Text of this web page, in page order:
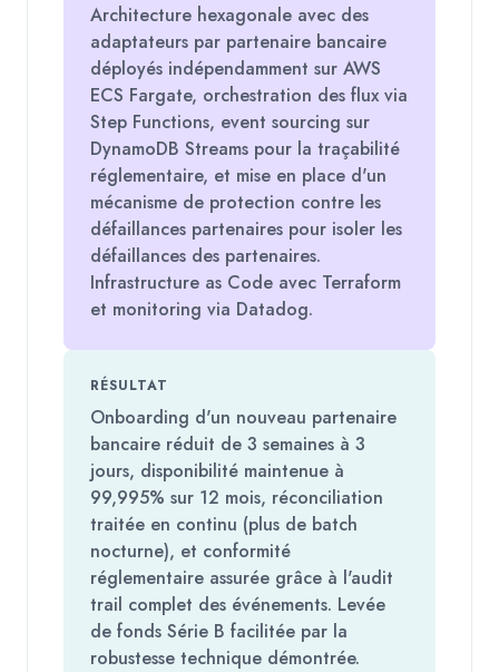
Architecture hexagonale avec des
adaptateurs par partenaire bancaire
déployés indépendamment sur AWS
ECS Fargate, orchestration des flux via
Step Functions, event sourcing sur
DynamoDB Streams pour la traçabilité
réglementaire, et mise en place d'un
mécanisme de protection contre les
défaillances partenaires pour isoler les
défaillances des partenaires.
Infrastructure as Code avec Terraform
et monitoring via Datadog.
RÉSULTAT
Onboarding d'un nouveau partenaire
bancaire réduit de 3 semaines à 3
jours, disponibilité maintenue à
99,995% sur 12 mois, réconciliation
traitée en continu (plus de batch
nocturne), et conformité
réglementaire assurée grâce à l'audit
trail complet des événements. Levée
de fonds Série B facilitée par la
robustesse technique démontrée.